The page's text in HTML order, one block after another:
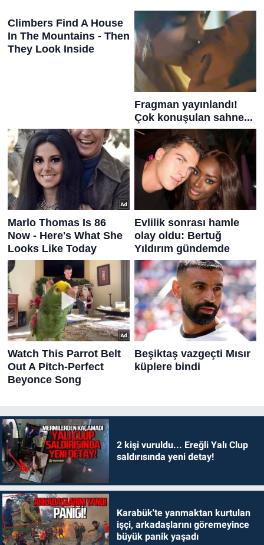
2 kişi vuruldu... Ereğli Yalı Clup
saldırısında yeni detay!
Karabük'te yanmaktan kurtulan
işçi, arkadaşlarını göremeyince
büyük panik yaşadı